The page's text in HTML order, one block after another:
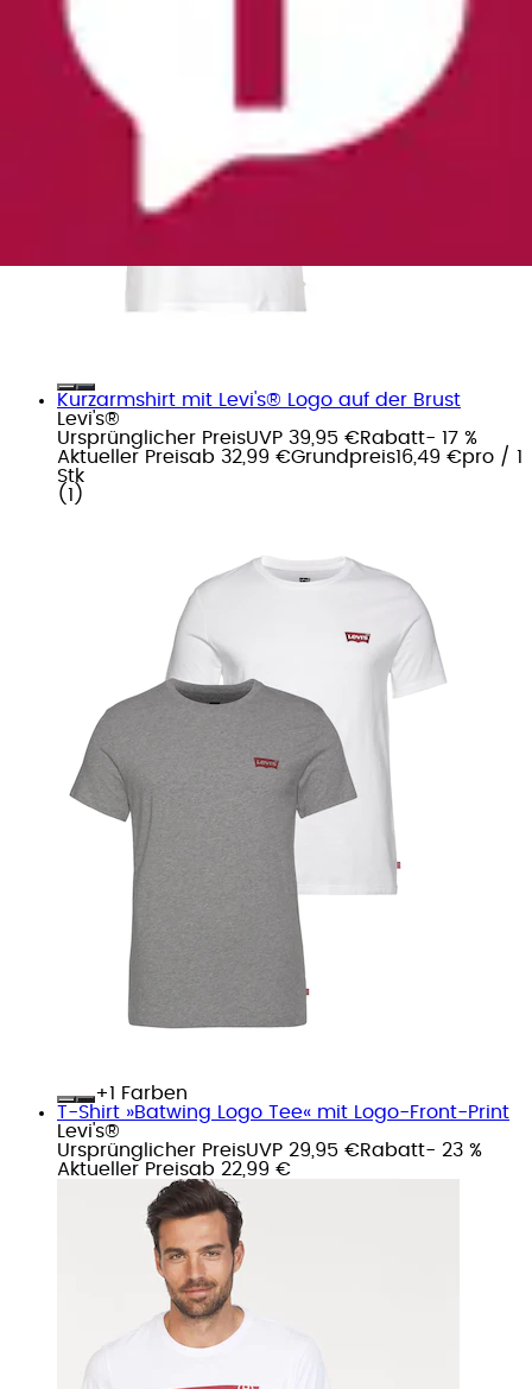
Kurzarmshirt mit Levi's® Logo auf der Brust
Levi's®
Ursprünglicher PreisUVP 39,95 €Rabatt- 17 %
Aktueller Preisab 32,99 €Grundpreis16,49 €pro / 1
Stk
( 1 )
+
Farben
T-Shirt »Batwing Logo Tee« mit Logo-Front-Print
Levi's®
Ursprünglicher PreisUVP 29,95 €Rabatt- 23 %
Aktueller Preisab 22,99 €